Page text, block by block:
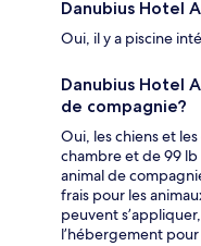
Danubius Hotel
Oui, il y a piscine
Danubius Hotel
de compagnie?
Oui, les chiens et
chambre et de 99 lb
animal de
frais pour les
peuvent
l’hébergement